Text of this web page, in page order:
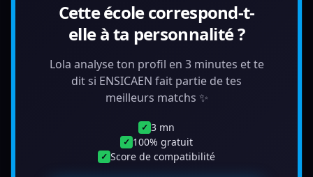
Cette école correspond-t-
elle à ta personnalité ?
Lola analyse ton profil en 3 minutes et te
dit si ENSICAEN fait partie de tes
meilleurs matchs ✨
✓ 3 mn
✓ 100% gratuit
✓ Score de compatibilité